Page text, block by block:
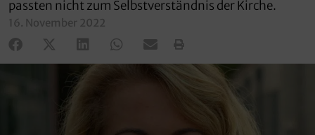
passten nicht zum Selbstverständnis der Kirche.
16. November 2022